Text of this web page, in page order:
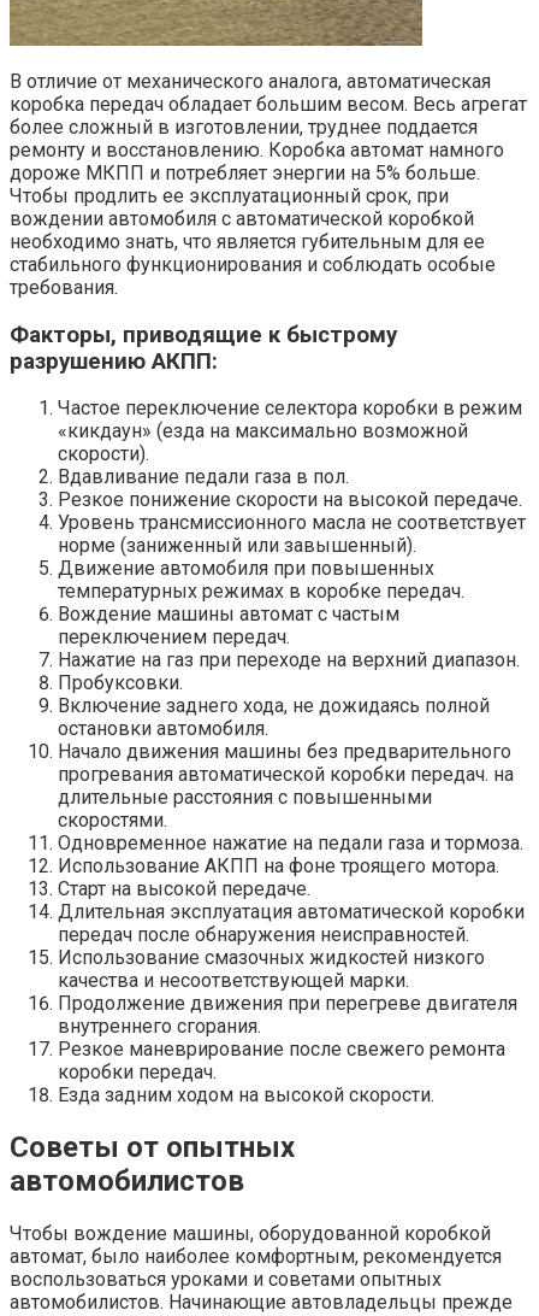
В отличие от механического аналога, автоматическая
коробка передач обладает большим весом. Весь агрегат
более сложный в изготовлении, труднее поддается
ремонту и восстановлению. Коробка автомат намного
дороже МКПП и потребляет энергии на 5% больше.
Чтобы продлить ее эксплуатационный срок, при
вождении автомобиля с автоматической коробкой
необходимо знать, что является губительным для ее
стабильного функционирования и соблюдать особые
требования.
Факторы, приводящие к быстрому
разрушению АКПП:
Частое переключение селектора коробки в режим
«кикдаун» (езда на максимально возможной
скорости).
Вдавливание педали газа в пол.
Резкое понижение скорости на высокой передаче.
Уровень трансмиссионного масла не соответствует
норме (заниженный или завышенный).
Движение автомобиля при повышенных
температурных режимах в коробке передач.
Вождение машины автомат с частым
переключением передач.
Нажатие на газ при переходе на верхний диапазон.
Пробуксовки.
Включение заднего хода, не дожидаясь полной
остановки автомобиля.
Начало движения машины без предварительного
прогревания автоматической коробки передач. на
длительные расстояния с повышенными
скоростями.
Одновременное нажатие на педали газа и тормоза.
Использование АКПП на фоне троящего мотора.
Старт на высокой передаче.
Длительная эксплуатация автоматической коробки
передач после обнаружения неисправностей.
Использование смазочных жидкостей низкого
качества и несоответствующей марки.
Продолжение движения при перегреве двигателя
внутреннего сгорания.
Резкое маневрирование после свежего ремонта
коробки передач.
Езда задним ходом на высокой скорости.
Советы от опытных
автомобилистов
Чтобы вождение машины, оборудованной коробкой
автомат, было наиболее комфортным, рекомендуется
воспользоваться уроками и советами опытных
автомобилистов. Начинающие автовладельцы прежде